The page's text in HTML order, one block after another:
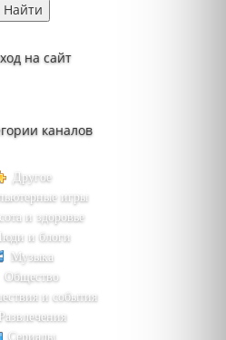
на сайт
каналов
Другое
игры
и здоровье
и блоги
Музыка
Общество
и события
Развлечения
Сериалы